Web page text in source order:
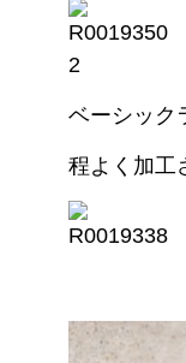
ベーシック
程よく加工